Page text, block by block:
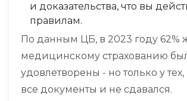
и доказательства, что вы
правилам.
По данным ЦБ, в 2023 году 62%
медицинскому страхованию
удовлетворены - но только у тех,
все документы и не сдавался.